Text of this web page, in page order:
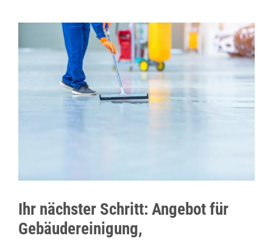
Ihr nächster Schritt: Angebot für
Gebäudereinigung,